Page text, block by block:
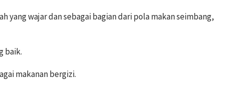
yang wajar dan sebagai bagian dari pola makan seimbang,
baik.
makanan bergizi.